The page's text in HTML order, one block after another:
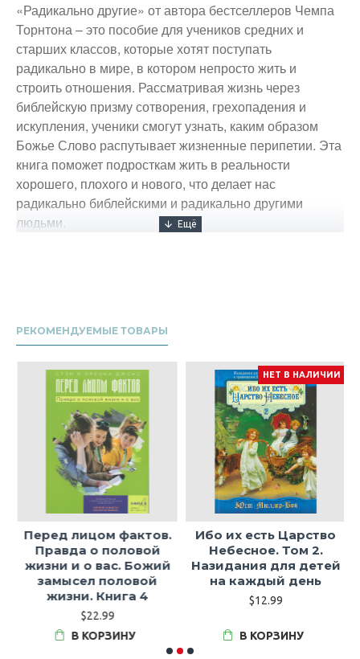
«Радикально другие» от автора бестселлеров Чемпа
Торнтона – это пособие для учеников средних и
старших классов, которые хотят поступать
радикально в мире, в котором непросто жить и
строить отношения. Рассматривая жизнь через
библейскую призму сотворения, грехопадения и
искупления, ученики смогут узнать, каким образом
Божье Слово распутывает жизненные перипетии. Эта
книга поможет подросткам жить в реальности
хорошего, плохого и нового, что делает нас
радикально библейскими и радикально другими
людьми.
РЕКОМЕНДУЕМЫЕ ТОВАРЫ
Перед лицом фактов.
Правда о половой
жизни и о вас. Божий
замысел половой
жизни. Книга 4
$22.99
В КОРЗИНУ
НЕТ В НАЛИЧИИ
Ибо их есть Царство
Небесное. Том 2.
Назидания для детей
на каждый день
$12.99
В КОРЗИНУ